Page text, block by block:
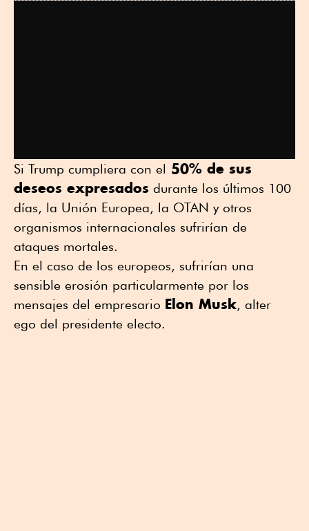
Si Trump cumpliera con el 50% de sus
deseos expresados durante los últimos 100
días, la Unión Europea, la OTAN y otros
organismos internacionales sufrirían de
ataques mortales.
En el caso de los europeos, sufrirían una
sensible erosión particularmente por los
mensajes del empresario Elon Musk, alter
ego del presidente electo.